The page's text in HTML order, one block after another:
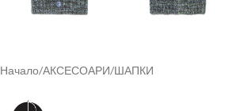
Начало/АКСЕСОАРИ/ШАПКИ